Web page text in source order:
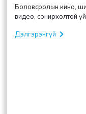
Боловсролын кино,
видео, сонирхолтой
Дэлгэрэнгүй